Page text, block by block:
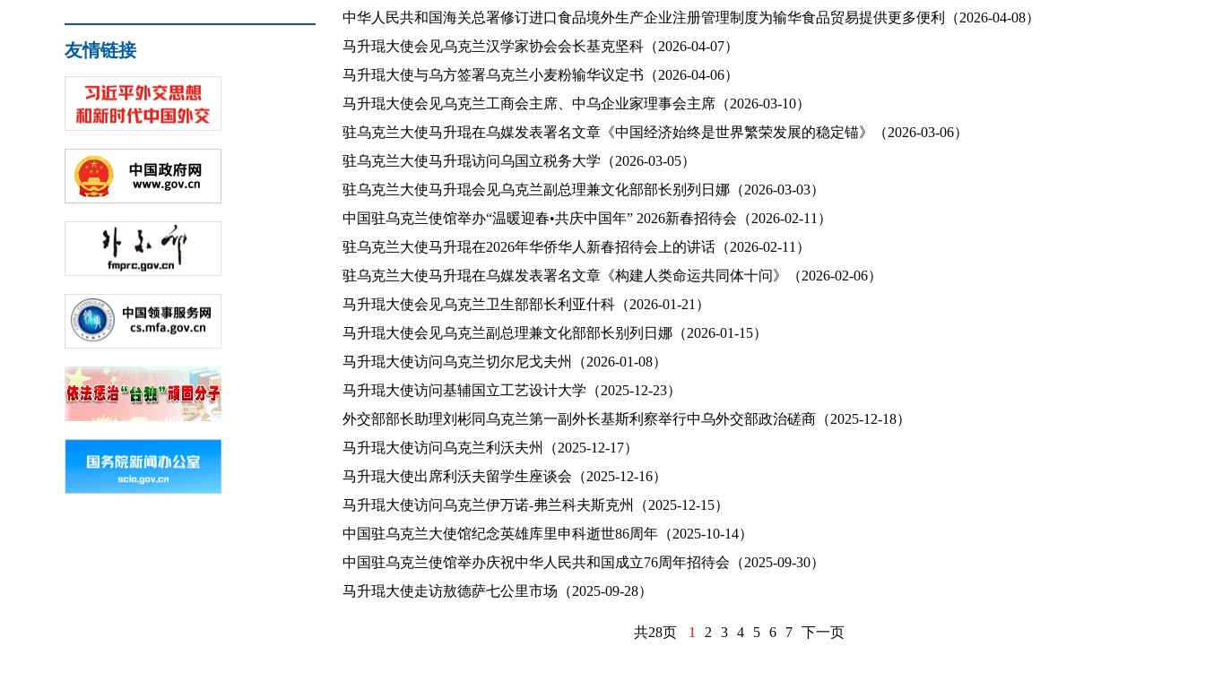
友情链接
中华人民共和国海关总署修订进口食品境外生产企业注册管理制度为输华食品贸易提供更多便利（2026-04-08）
马升琨大使会见乌克兰汉学家协会会长基克坚科（2026-04-07）
马升琨大使与乌方签署乌克兰小麦粉输华议定书（2026-04-06）
马升琨大使会见乌克兰工商会主席、中乌企业家理事会主席（2026-03-10）
驻乌克兰大使马升琨在乌媒发表署名文章《中国经济始终是世界繁荣发展的稳定锚》（2026-03-06）
驻乌克兰大使马升琨访问乌国立税务大学（2026-03-05）
驻乌克兰大使马升琨会见乌克兰副总理兼文化部部长别列日娜（2026-03-03）
中国驻乌克兰使馆举办“温暖迎春•共庆中国年” 2026新春招待会（2026-02-11）
驻乌克兰大使马升琨在2026年华侨华人新春招待会上的讲话（2026-02-11）
驻乌克兰大使马升琨在乌媒发表署名文章《构建人类命运共同体十问》（2026-02-06）
马升琨大使会见乌克兰卫生部部长利亚什科（2026-01-21）
马升琨大使会见乌克兰副总理兼文化部部长别列日娜（2026-01-15）
马升琨大使访问乌克兰切尔尼戈夫州（2026-01-08）
马升琨大使访问基辅国立工艺设计大学（2025-12-23）
外交部部长助理刘彬同乌克兰第一副外长基斯利察举行中乌外交部政治磋商（2025-12-18）
马升琨大使访问乌克兰利沃夫州（2025-12-17）
马升琨大使出席利沃夫留学生座谈会（2025-12-16）
马升琨大使访问乌克兰伊万诺-弗兰科夫斯克州（2025-12-15）
中国驻乌克兰大使馆纪念英雄库里申科逝世86周年（2025-10-14）
中国驻乌克兰使馆举办庆祝中华人民共和国成立76周年招待会（2025-09-30）
马升琨大使走访敖德萨七公里市场（2025-09-28）
共28页 1 2 3 4 5 6 7 下一页